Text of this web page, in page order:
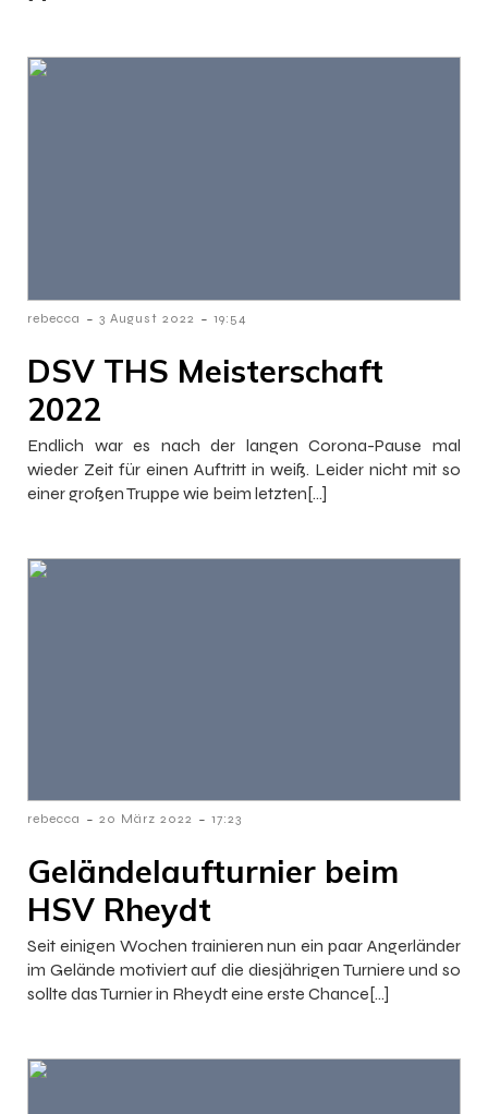
rebecca - 3 August 2022 - 19:54
DSV THS Meisterschaft
2022
Endlich war es nach der langen Corona-Pause mal
wieder Zeit für einen Auftritt in weiß. Leider nicht mit so
einer großen Truppe wie beim letzten[…]
rebecca - 20 März 2022 - 17:23
Geländelaufturnier beim
HSV Rheydt
Seit einigen Wochen trainieren nun ein paar Angerländer
im Gelände motiviert auf die diesjährigen Turniere und so
sollte das Turnier in Rheydt eine erste Chance[…]